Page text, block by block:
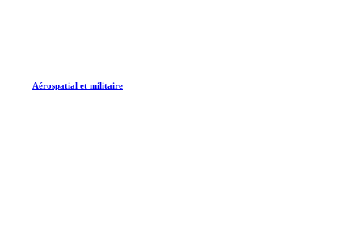
Aérospatial et militaire